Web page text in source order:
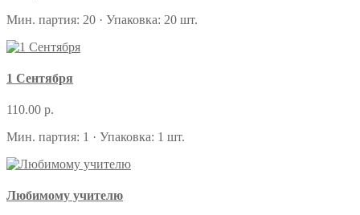
Мин. партия: 20 · Упаковка: 20 шт.
1 Сентября
110.00 р.
Мин. партия: 1 · Упаковка: 1 шт.
Любимому учителю